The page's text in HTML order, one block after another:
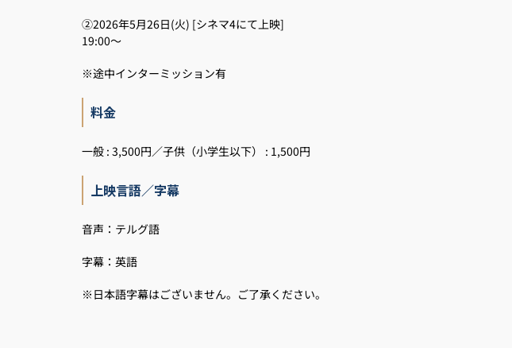
②2026年5月26日(火) [シネマ4にて上映]
19:00～
※途中インターミッション有
料金
一般 : 3,500円／子供（小学生以下） : 1,500円
上映言語／字幕
音声：テルグ語
字幕：英語
※日本語字幕はございません。ご了承ください。